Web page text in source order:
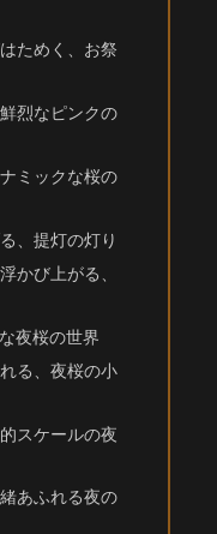
ためく、お祭
烈なピンクの
ミックな桜の
、提灯の灯り
かび上がる、
夜桜の世界
る、夜桜の小
スケールの夜
あふれる夜の